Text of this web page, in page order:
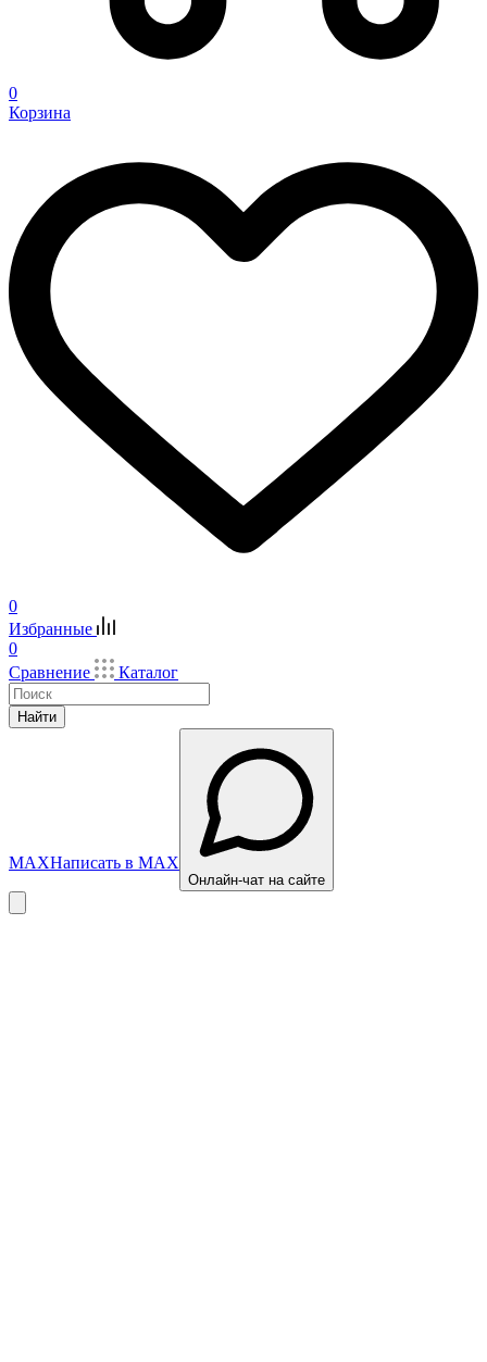
0
Корзина
0
Избранные
0
Сравнение
Каталог
Найти
MAXНаписать в MAX
Онлайн-чат на сайте